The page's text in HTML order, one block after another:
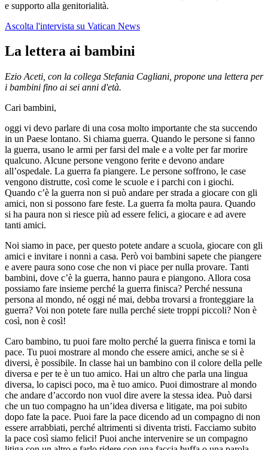
e supporto alla genitorialità.
Ascolta l'intervista su Vatican News
La lettera ai bambini
Ezio Aceti, con la collega Stefania Cagliani, propone una lettera per
i bambini fino ai sei anni d'età.
Cari bambini,
oggi vi devo parlare di una cosa molto importante che sta succendo
in un Paese lontano. Si chiama guerra. Quando le persone si fanno
la guerra, usano le armi per farsi del male e a volte per far morire
qualcuno. Alcune persone vengono ferite e devono andare
all’ospedale. La guerra fa piangere. Le persone soffrono, le case
vengono distrutte, così come le scuole e i parchi con i giochi.
Quando c’è la guerra non si può andare per strada a giocare con gli
amici, non si possono fare feste. La guerra fa molta paura. Quando
si ha paura non si riesce più ad essere felici, a giocare e ad avere
tanti amici.
Noi siamo in pace, per questo potete andare a scuola, giocare con gli
amici e invitare i nonni a casa. Però voi bambini sapete che piangere
e avere paura sono cose che non vi piace per nulla provare. Tanti
bambini, dove c’è la guerra, hanno paura e piangono. Allora cosa
possiamo fare insieme perché la guerra finisca? Perché nessuna
persona al mondo, né oggi né mai, debba trovarsi a fronteggiare la
guerra? Voi non potete fare nulla perché siete troppi piccoli? Non è
così, non è così!
Caro bambino, tu puoi fare molto perché la guerra finisca e torni la
pace. Tu puoi mostrare al mondo che essere amici, anche se si è
diversi, è possibile. In classe hai un bambino con il colore della pelle
diversa e per te è un tuo amico. Hai un altro che parla una lingua
diversa, lo capisci poco, ma è tuo amico. Puoi dimostrare al mondo
che andare d’accordo non vuol dire avere la stessa idea. Può darsi
che un tuo compagno ha un’idea diversa e litigate, ma poi subito
dopo fate la pace. Puoi fare la pace dicendo ad un compagno di non
essere arrabbiati, perché altrimenti si diventa tristi. Facciamo subito
la pace così siamo felici! Puoi anche intervenire se un compagno